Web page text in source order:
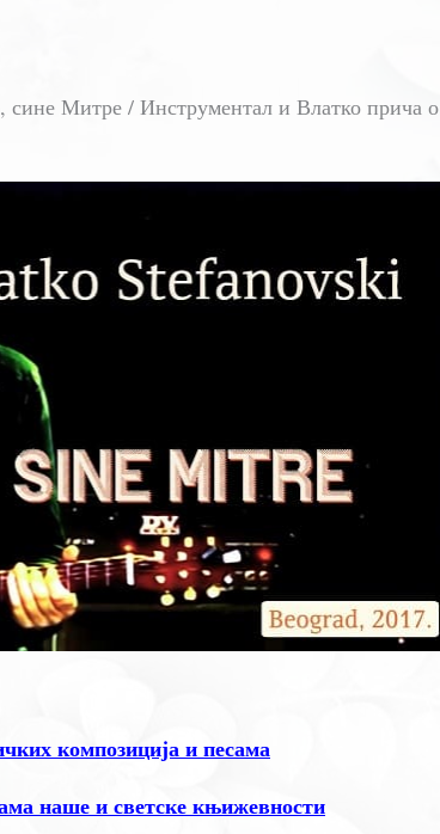
Митре / Инструментал и Влатко прича о
композиција и песама
наше и светске књижевности